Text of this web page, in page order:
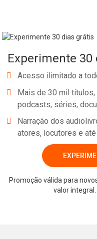
Experimente 30
Acesso ilimitado a
Mais de 30 mil
podcasts, séries,
Narração dos
atores, locutores e
Promoção válida para
valor integral.